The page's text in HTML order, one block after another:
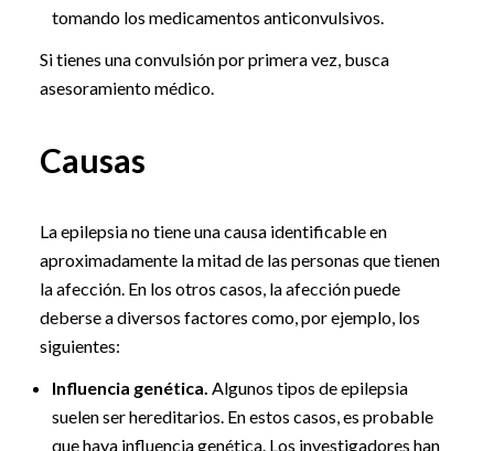
tomando los medicamentos anticonvulsivos.
Si tienes una convulsión por primera vez, busca
asesoramiento médico.
Causas
La epilepsia no tiene una causa identificable en
aproximadamente la mitad de las personas que tienen
la afección. En los otros casos, la afección puede
deberse a diversos factores como, por ejemplo, los
siguientes:
Influencia genética. Algunos tipos de epilepsia
suelen ser hereditarios. En estos casos, es probable
que haya influencia genética. Los investigadores han